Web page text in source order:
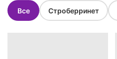
Все Строберринет